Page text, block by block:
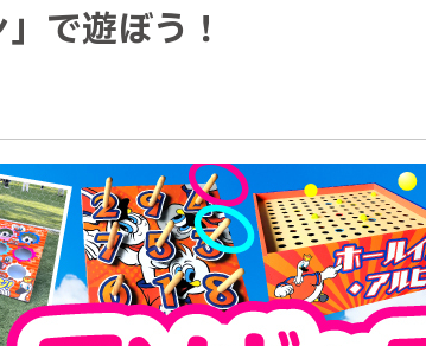
で遊ぼう！